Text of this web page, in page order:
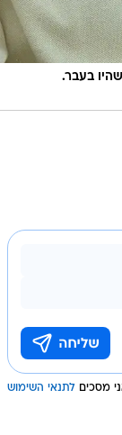
בעבר.
מסכים לתנאי השימוש